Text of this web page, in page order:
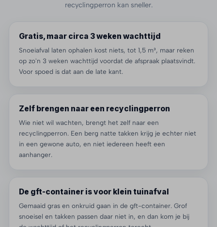
recyclingperron kan sneller.
Gratis, maar circa 3 weken wachttijd
Snoeiafval laten ophalen kost niets, tot 1,5 m³, maar reken
op zo'n 3 weken wachttijd voordat de afspraak plaatsvindt.
Voor spoed is dat aan de late kant.
Zelf brengen naar een recyclingperron
Wie niet wil wachten, brengt het zelf naar een
recyclingperron. Een berg natte takken krijg je echter niet
in een gewone auto, en niet iedereen heeft een
aanhanger.
De gft-container is voor klein tuinafval
Gemaaid gras en onkruid gaan in de gft-container. Grof
snoeisel en takken passen daar niet in, en dan kom je bij